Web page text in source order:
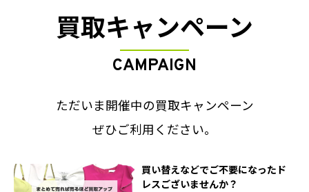
買取キャンペーン
CAMPAIGN
ただいま開催中の買取キャンペーン
ぜひご利用ください。
買い替えなどでご不要になったド
レスございませんか？